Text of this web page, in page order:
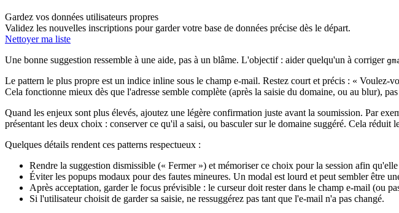
Gardez vos données utilisateurs propres
Validez les nouvelles inscriptions pour garder votre base de données précise dès le départ.
Nettoyer ma liste
Une bonne suggestion ressemble à une aide, pas à un blâme. L'objectif : aider quelqu'un à corriger
Le pattern le plus propre est un indice inline sous le champ e‑mail. Restez court et précis : «
Cela fonctionne mieux dès que l'adresse semble complète (après la saisie du domaine, ou au blur),
Quand les enjeux sont plus élevés, ajoutez une légère confirmation juste avant la soumission. Par
présentant les deux choix : conserver ce qu'il a saisi, ou basculer sur le domaine suggéré. Cela
Quelques détails rendent ces patterns respectueux :
Rendre la suggestion dismissible (« Fermer ») et mémoriser ce choix pour la session afin qu'elle
Éviter les popups modaux pour des fautes mineures. Un modal est lourd et peut sembler être
Après acceptation, garder le focus prévisible : le curseur doit rester dans le champ e‑mail (ou
Si l'utilisateur choisit de garder sa saisie, ne ressuggérez pas tant que l'e‑mail n'a pas changé.